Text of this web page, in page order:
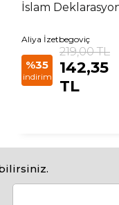
İslam
Aliya İzetbegoviç
%35
indirim
219,00 TL
142,35
TL